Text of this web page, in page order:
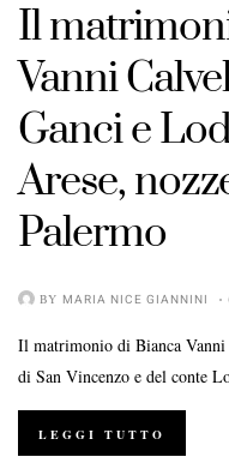
Il
Vanni
Ganci e
Arese,
Palermo
BY MARIA NICE GIANNINI
Il matrimonio di Bianca
di San Vincenzo e del conte
LEGGI TUTTO
ON